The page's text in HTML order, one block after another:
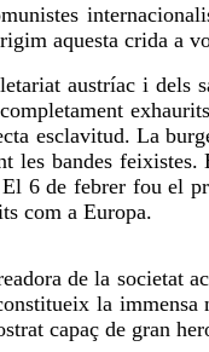
aquesta crida a
austríac i dels
esclavitud. La
les bandes
6 de febrer fou el
com a Europa.
de la societat
la
capaç de gran